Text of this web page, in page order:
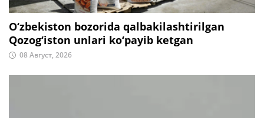
O‘zbekiston bozorida qalbakilashtirilgan
Qozog‘iston unlari ko‘payib ketgan
08 Август, 2026